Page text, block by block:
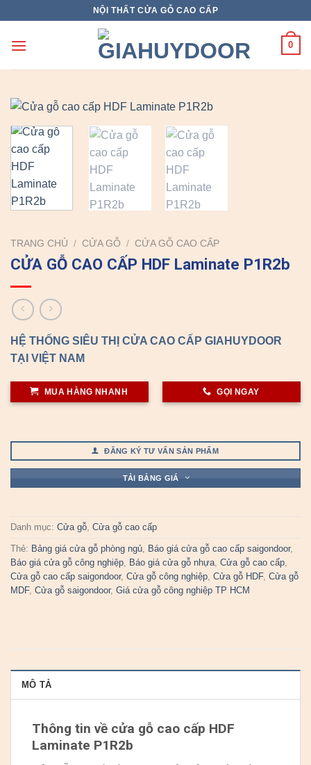
content
NỘI THẤT CỬA GỖ CAO CẤP
0
TRANG CHỦ / CỬA GỖ / CỬA GỖ CAO CẤP
CỬA GỖ CAO CẤP HDF Laminate P1R2b
HỆ THỐNG SIÊU THỊ CỬA CAO CẤP GIAHUYDOOR
TẠI VIỆT NAM
MUA HÀNG NHANH GỌI NGAY
ĐĂNG KÝ TƯ VẤN SẢN PHẨM
TẢI BẢNG GIÁ
Danh mục: Cửa gỗ, Cửa gỗ cao cấp
Thẻ: Bảng giá cửa gỗ phòng ngủ, Báo giá cửa gỗ cao cấp saigondoor,
Báo giá cửa gỗ công nghiệp, Báo giá cửa gỗ nhựa, Cửa gỗ cao cấp,
Cửa gỗ cao cấp saigondoor, Cửa gỗ công nghiệp, Cửa gỗ HDF, Cửa gỗ
MDF, Cửa gỗ saigondoor, Giá cửa gỗ công nghiệp TP HCM
MÔ TẢ
Thông tin về cửa gỗ cao cấp HDF
Laminate P1R2b